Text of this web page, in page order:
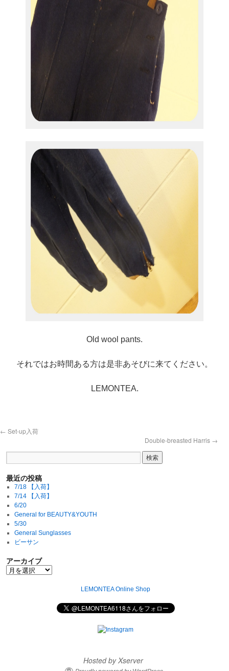
Old wool pants.
それではお時間ある方は是非あそびに来てください。
LEMONTEA.
← Set-up入荷
Double-breasted Harris →
最近の投稿
7/18 【入荷】
7/14 【入荷】
6/20
General for BEAUTY&YOUTH
5/30
General Sunglasses
ビーサン
アーカイブ
LEMONTEA Online Shop
Hosted by Xserver